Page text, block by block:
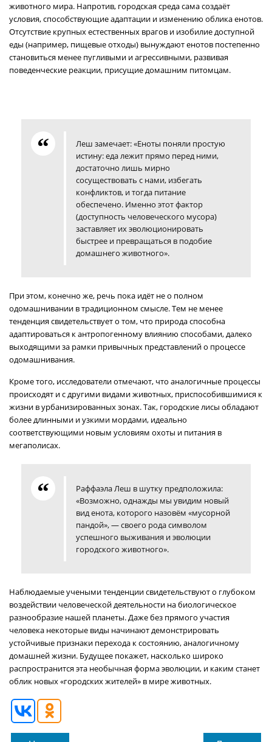
животного мира. Напротив, городская среда сама создаёт
условия, способствующие адаптации и изменению облика енотов.
Отсутствие крупных естественных врагов и изобилие доступной
еды (например, пищевые отходы) вынуждают енотов постепенно
становиться менее пугливыми и агрессивными, развивая
поведенческие реакции, присущие домашним питомцам.
Леш замечает: «Еноты поняли простую
истину: еда лежит прямо перед ними,
достаточно лишь мирно
сосуществовать с нами, избегать
конфликтов, и тогда питание
обеспечено. Именно этот фактор
(доступность человеческого мусора)
заставляет их эволюционировать
быстрее и превращаться в подобие
домашнего животного».
При этом, конечно же, речь пока идёт не о полном
одомашнивании в традиционном смысле. Тем не менее
тенденция свидетельствует о том, что природа способна
адаптироваться к антропогенному влиянию способами, далеко
выходящими за рамки привычных представлений о процессе
одомашнивания.
Кроме того, исследователи отмечают, что аналогичные процессы
происходят и с другими видами животных, приспособившимися к
жизни в урбанизированных зонах. Так, городские лисы обладают
более длинными и узкими мордами, идеально
соответствующими новым условиям охоты и питания в
мегаполисах.
Раффаэла Леш в шутку предположила:
«Возможно, однажды мы увидим новый
вид енота, которого назовём «мусорной
пандой», — своего рода символом
успешного выживания и эволюции
городского животного».
Наблюдаемые учеными тенденции свидетельствуют о глубоком
воздействии человеческой деятельности на биологическое
разнообразие нашей планеты. Даже без прямого участия
человека некоторые виды начинают демонстрировать
устойчивые признаки перехода к состоянию, аналогичному
домашней жизни. Будущее покажет, насколько широко
распространится эта необычная форма эволюции, и каким станет
облик новых «городских жителей» в мире животных.